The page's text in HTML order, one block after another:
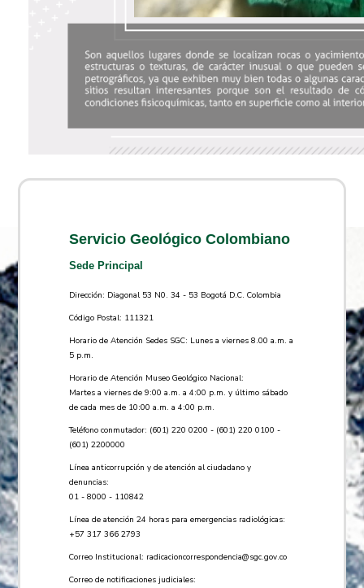
Servicio Geológico Colombiano
Sede Principal
Dirección: Diagonal 53 N0. 34 - 53 Bogotá D.C. Colombia
Código Postal: 111321
Horario de Atención Sedes SGC: Lunes a viernes 8.00 a.m. a
5 p.m.
Horario de Atención Museo Geológico Nacional:
Martes a viernes de 9:00 a.m. a 4:00 p.m. y último sábado
de cada mes de 10:00 a.m. a 4:00 p.m.
Teléfono conmutador: (601) 220 0200 - (601) 220 0100 -
(601) 2200000
Línea anticorrupción y de atención al ciudadano y
denuncias:
01 - 8000 - 110842
Línea de atención 24 horas para emergencias radiológicas:
+57 ​317 366 2793
Correo Institucional: radicacioncorrespondencia@sgc.gov.co
Correo de notificaciones judiciales: